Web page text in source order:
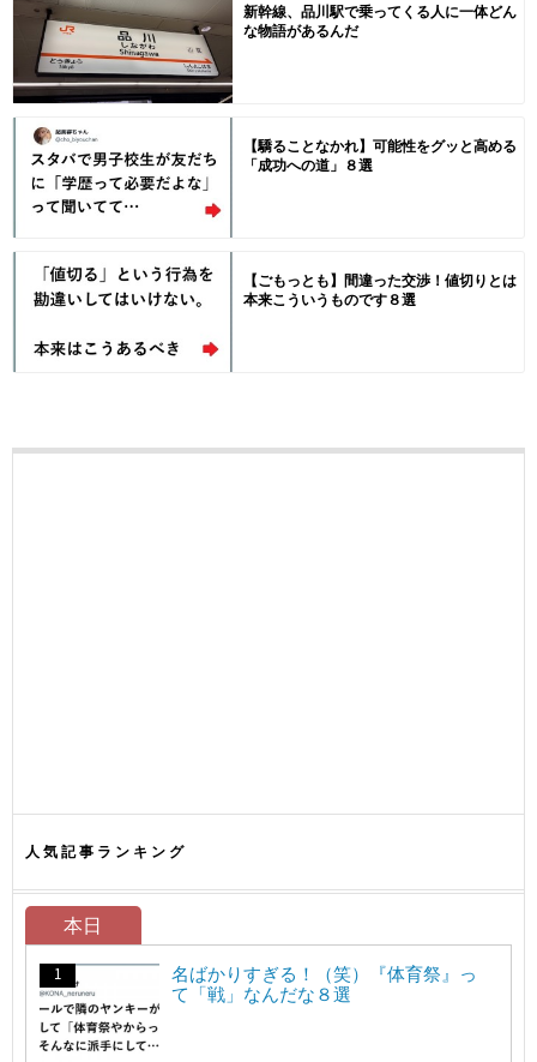
新幹線、品川駅で乗ってくる人に一体どん
な物語があるんだ
【驕ることなかれ】可能性をグッと高める
「成功への道」８選
【ごもっとも】間違った交渉！値切りとは
本来こういうものです８選
人気記事ランキング
本日
名ばかりすぎる！（笑）『体育祭』っ
て「戦」なんだな８選